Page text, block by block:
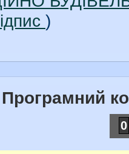
)
Програмний
0